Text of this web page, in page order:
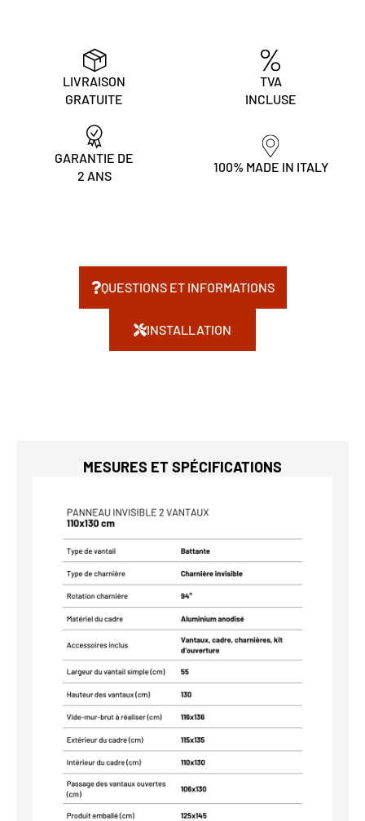
LIVRAISON
GRATUITE
TVA
INCLUSE
GARANTIE DE
2 ANS
100% MADE IN ITALY
QUESTIONS ET INFORMATIONS
INSTALLATION
MESURES ET SPÉCIFICATIONS